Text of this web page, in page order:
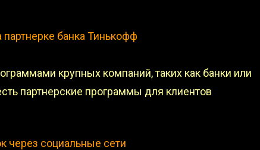
партнерке банка Тинькофф
крупных компаний, таких как банки или
партнерские программы для клиентов
через социальные сети